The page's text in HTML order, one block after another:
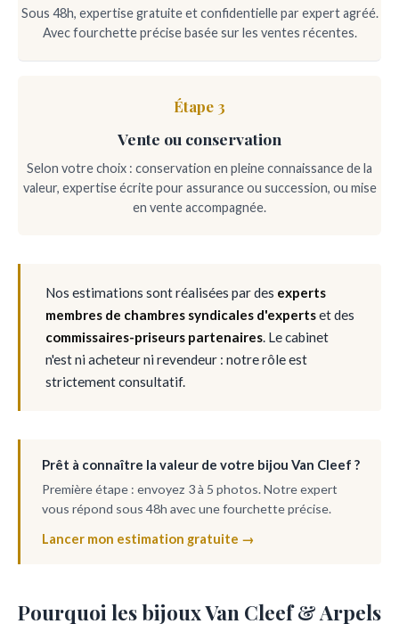
Sous 48h, expertise gratuite et confidentielle par expert agréé.
Avec fourchette précise basée sur les ventes récentes.
Étape 3
Vente ou conservation
Selon votre choix : conservation en pleine connaissance de la
valeur, expertise écrite pour assurance ou succession, ou mise
en vente accompagnée.
Nos estimations sont réalisées par des experts
membres de chambres syndicales d'expertset des
commissaires-priseurs partenaires. Le cabinet
n'est ni acheteur ni revendeur : notre rôle est
strictement consultatif.
Prêt à connaître la valeur de votre bijou Van Cleef ?
Première étape : envoyez 3 à 5 photos. Notre expert
vous répond sous 48h avec une fourchette précise.
Lancer mon estimation gratuite →
Pourquoi les bijoux Van Cleef & Arpels